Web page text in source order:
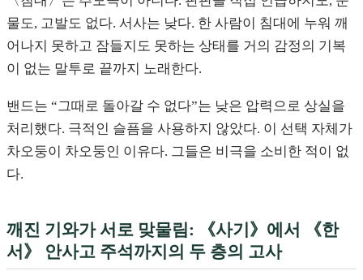
물도, 고발도 없다. 서사는 낮다. 한 사람이 침대에 누워 깨
어나지 못하고 잠들지도 못하는 상태를 거의 감정의 기복
이 없는 말투로 끝까지 노래한다.
밴드는 “그때로 돌아갈 수 없다”는 낮은 압력으로 상실을
처리했다. 극적인 슬픔을 사용하지 않았다. 이 선택 자체가
차오둥이 차오둥인 이유다. 그들은 비극을 소비한 적이 없
다.
깨진 기와가 서로 맞물림: 《사기》에서 《한
서》 안사고 주석까지의 두 층의 고사